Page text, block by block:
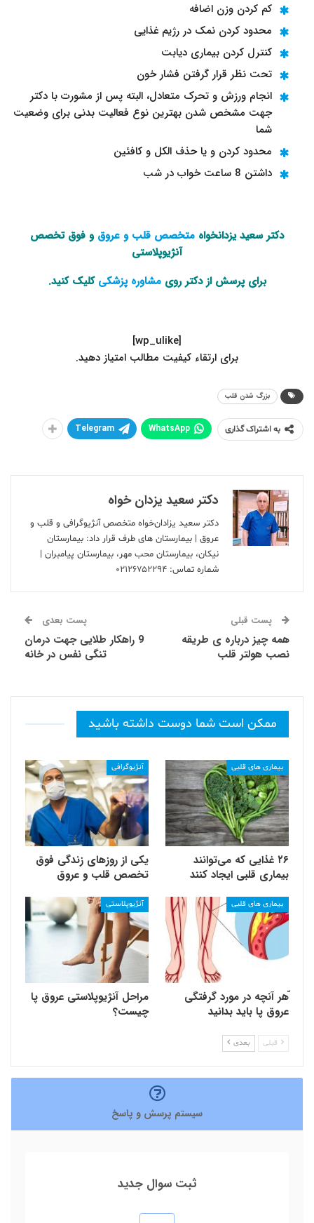
کم کردن وزن اضافه
محدود کردن نمک در رژیم غذایی
کنترل کردن بیماری دیابت
تحت نظر قرار گرفتن فشار خون
انجام ورزش و تحرک متعادل، البته پس از مشورت با دکتر
جهت مشخص شدن بهترین نوع فعالیت بدنی برای وضعیت
شما
محدود کردن و یا حذف الکل و کافئین
داشتن 8 ساعت خواب در شب
دکتر سعید یزدانخواه متخصص قلب و عروق و فوق تخصص
آنژیوپلاستی
برای پرسش از دکتر رویمشاوره پزشکی کلیک کنید.
[wp_ulike]
.برای ارتقاء کیفیت مطالب امتیاز دهید
بزرگ شدن قلب
به اشتراک گذاری WhatsApp
Telegram
دکتر سعید یزدان خواه
دکتر سعید یزادان‌خواه متخصص آنژیوگرافی و قلب و
عروق | بیمارستان های طرف قرار داد: بیمارستان
نیکان، بیمارستان محب مهر، بیمارستان پیامبران |
شماره تماس: ۰۲۱۲۶۷۵۲۲۹۴
پست قبلی
همه چیز درباره ی طریقه
نصب هولتر قلب
پست بعدی
9 راهکار طلایی جهت درمان
تنگی نفس در خانه
ممکن است شما دوست داشته باشید
بیماری های قلبی
۲۶ غذایی که می‌توانند
بیماری قلبی ایجاد کنند
آنژیوگرافی
یکی از روزهای زندگی فوق
تخصص قلب و عروق
بیماری های قلبی
ّهر آنچه در مورد گرفتگی
عروق پا باید بدانید
آنژیوپلاستی
مراحل آنژیوپلاستی عروق پا
چیست؟
قبلی بعدی
سیستم پرسش و پاسخ
ثبت سوال جدید